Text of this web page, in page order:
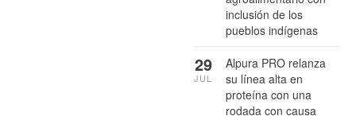
inclusión de los
pueblos indígenas
Alpura PRO relanza
su línea alta en
proteína con una
rodada con causa
29
JUL